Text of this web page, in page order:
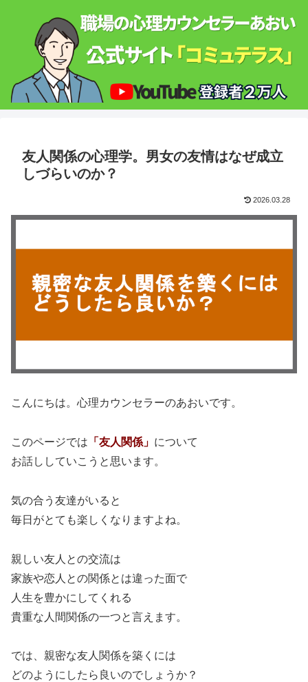
友人関係の心理学。男女の友情はなぜ成立
しづらいのか？
2026.03.28
こんにちは。心理カウンセラーのあおいです。
このページでは 「友人関係」 について
お話ししていこうと思います。
気の合う友達がいると
毎日がとても楽しくなりますよね。
親しい友人との交流は
家族や恋人との関係とは違った面で
人生を豊かにしてくれる
貴重な人間関係の一つと言えます。
では、親密な友人関係を築くには
どのようにしたら良いのでしょうか？